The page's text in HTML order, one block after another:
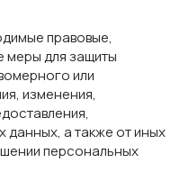
правовые,
меры для защиты
или
изменения,
данных, а также от иных
персональных